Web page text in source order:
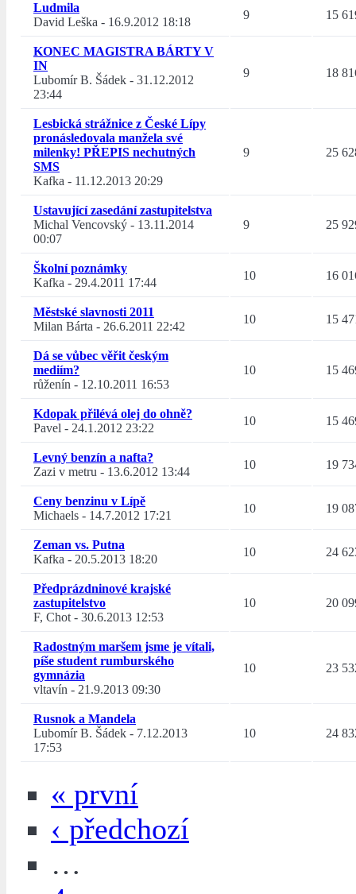
Ludmila
David Leška - 16.9.2012 18:18
9 15
KONEC MAGISTRA BÁRTY V
IN
Lubomír B. Šádek - 31.12.2012
23:44
9 18
Lesbická strážnice z České Lípy
pronásledovala manžela své
milenky! PŘEPIS nechutných
SMS
Kafka - 11.12.2013 20:29
9 25
Ustavující zasedání zastupitelstva
Michal Vencovský - 13.11.2014
00:07
9 25
Školní poznámky
Kafka - 29.4.2011 17:44
10 16
Městské slavnosti 2011
Milan Bárta - 26.6.2011 22:42
10 15
Dá se vůbec věřit českým
mediím?
růženín - 12.10.2011 16:53
10 15
Kdopak přilévá olej do ohně?
Pavel - 24.1.2012 23:22
10 15
Levný benzín a nafta?
Zazi v metru - 13.6.2012 13:44
10 19
Ceny benzinu v Lípě
Michaels - 14.7.2012 17:21
10 19
Zeman vs. Putna
Kafka - 20.5.2013 18:20
10 24
Předprázdninové krajské
zastupitelstvo
F, Chot- 30.6.2013 12:53
10 20
Radostným maršem jsme je vítali,
píše student rumburského
gymnázia
vltavín - 21.9.2013 09:30
10 23
Rusnok a Mandela
Lubomír B. Šádek - 7.12.2013
17:53
10 24
« první
‹ předchozí
…